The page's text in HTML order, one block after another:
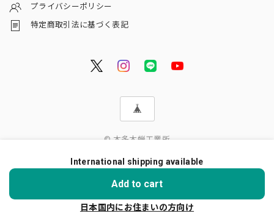
プライバシーポリシー
特定商取引法に基づく表記
© 本多木蝋工業所
International shipping available
Add to cart
日本国内にお住まいの方向け
ショップに質問する